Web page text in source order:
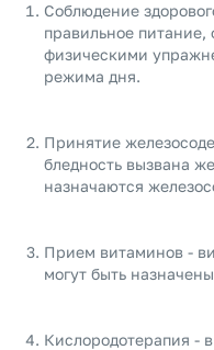
Соблюдение
правильное питание,
физическими
режима дня.
Принятие
бледность вызвана
назначаются
Прием витаминов -
могут быть
Кислородотерапия -